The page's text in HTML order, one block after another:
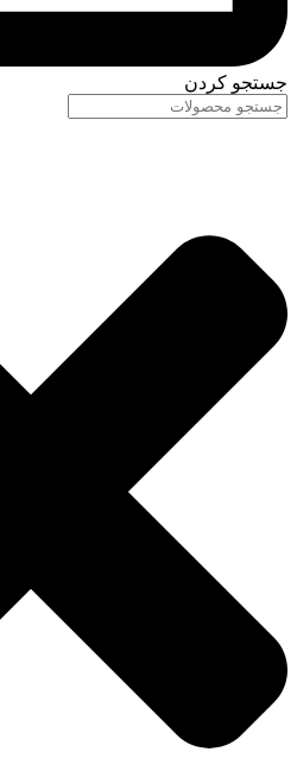
جستجو کردن